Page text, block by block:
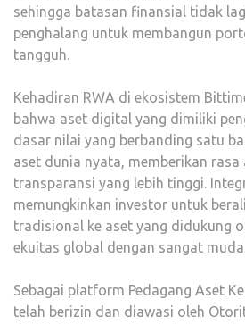
sehingga batasan finansial tidak
penghalang untuk membangun
tangguh.
Kehadiran RWA di ekosistem
bahwa aset digital yang dimiliki
dasar nilai yang berbanding satu
aset dunia nyata, memberikan rasa
transparansi yang lebih tinggi.
memungkinkan investor untuk
tradisional ke aset yang didukung
ekuitas global dengan sangat
Sebagai platform Pedagang Aset
telah berizin dan diawasi oleh